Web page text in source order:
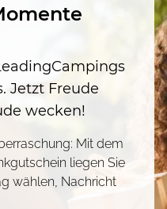
Jetzt Freude
wecken!
Mit dem
liegen Sie
wählen, Nachricht